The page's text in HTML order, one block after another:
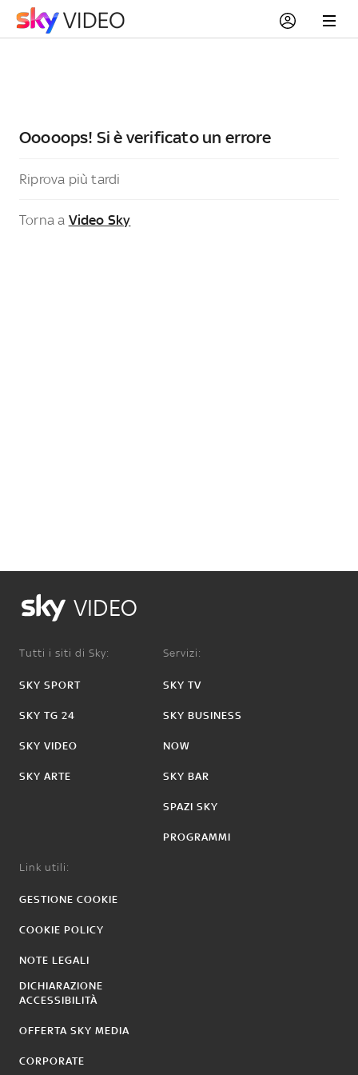
Ooooops! Si è verificato un errore
Riprova più tardi
Torna a Video Sky
VIDEO
Tutti i siti di Sky:
SKY SPORT
SKY TG 24
SKY VIDEO
SKY ARTE
Servizi:
SKY TV
SKY BUSINESS
NOW
SKY BAR
SPAZI SKY
PROGRAMMI
Link utili:
GESTIONE COOKIE
COOKIE POLICY
NOTE LEGALI
DICHIARAZIONE
ACCESSIBILITÀ
OFFERTA SKY MEDIA
CORPORATE